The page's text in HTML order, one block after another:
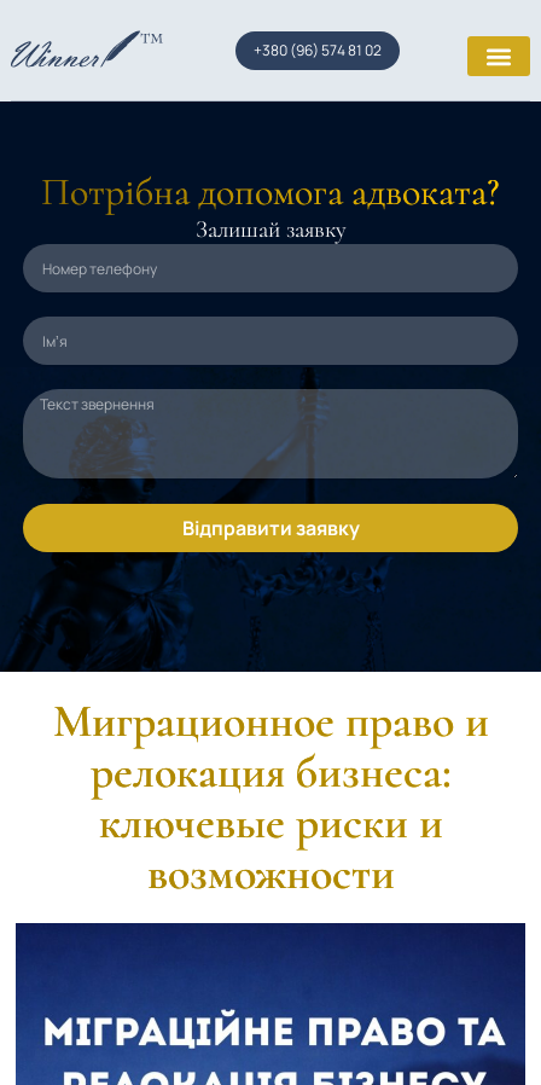
+380 (96) 574 81 02
Потрібна допомога адвоката?
Залишай заявку
Відправити заявку
Миграционное право и
релокация бизнеса:
ключевые риски и
возможности